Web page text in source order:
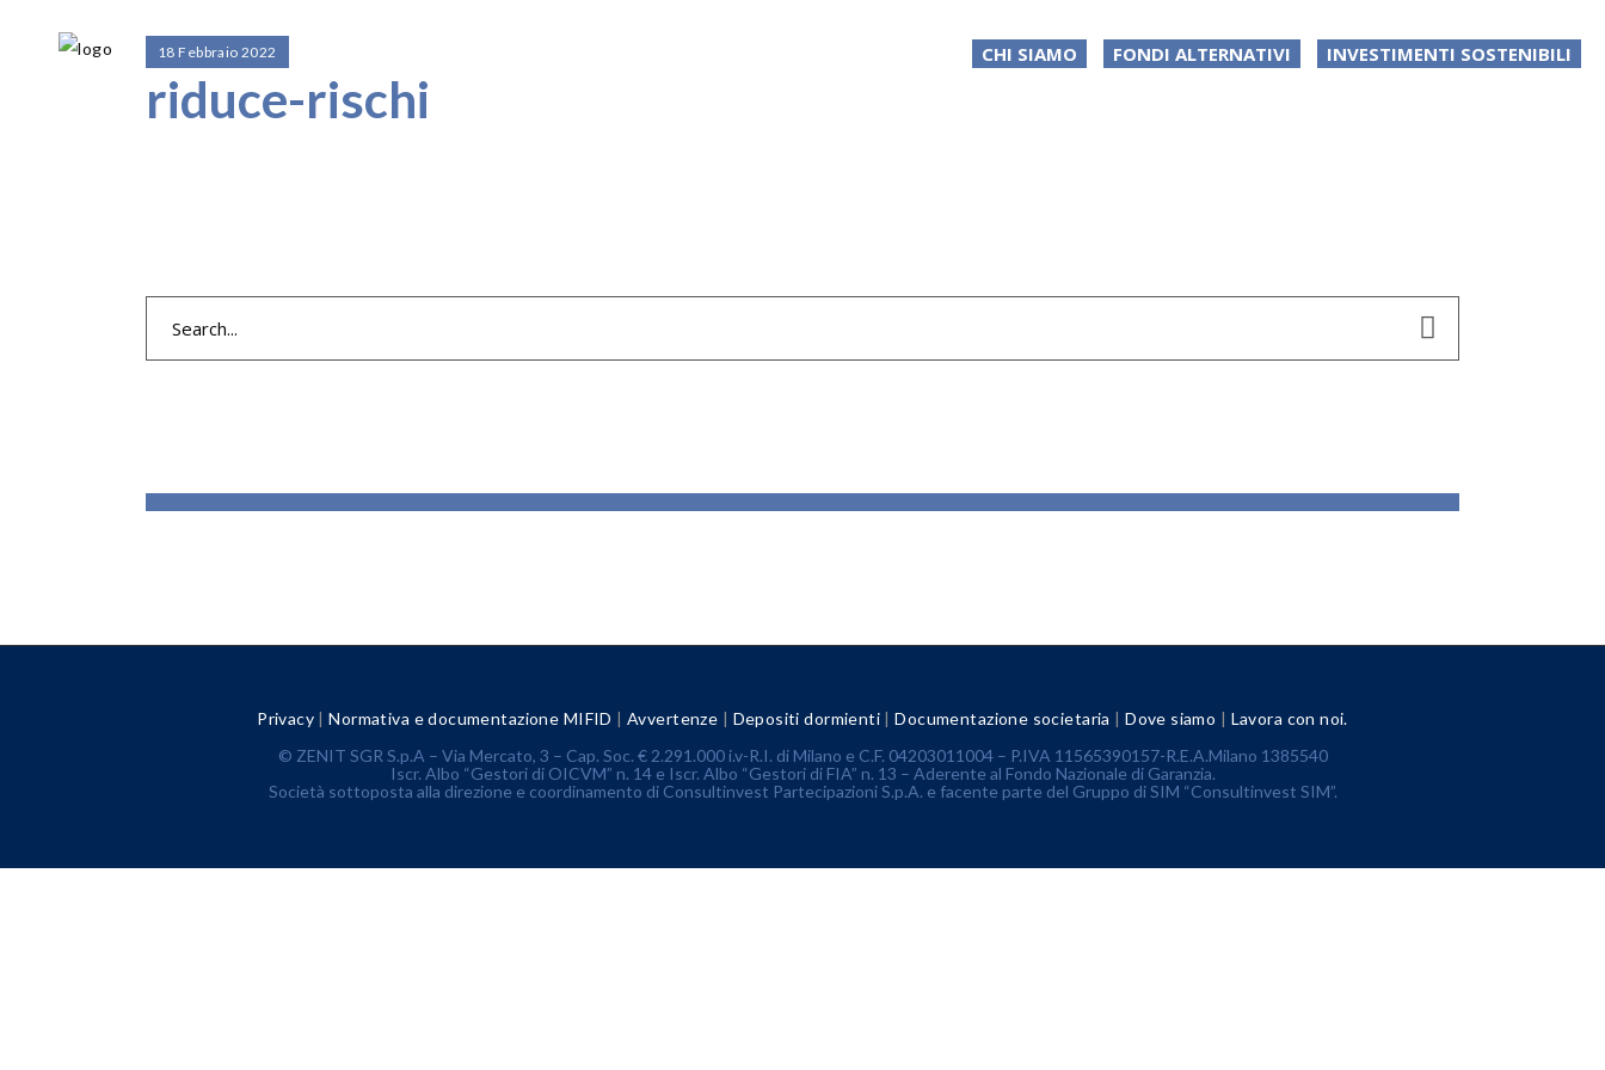
CHI SIAMO FONDI ALTERNATIVI INVESTIMENTI SOSTENIBILI
18 Febbraio 2022
riduce-rischi
Privacy |Normativa e documentazione MIFID |Avvertenze | Depositi dormienti |Documentazione societaria |Dove siamo | Lavora con noi.
© ZENIT SGR S.p.A – Via Mercato, 3 – Cap. Soc. € 2.291.000 i.v-R.I. di Milano e C.F. 04203011004 – P.IVA 11565390157-R.E.A.Milano 1385540
Iscr. Albo “Gestori di OICVM” n. 14 e Iscr. Albo “Gestori di FIA” n. 13 – Aderente al Fondo Nazionale di Garanzia.
Società sottoposta alla direzione e coordinamento di Consultinvest Partecipazioni S.p.A. e facente parte del Gruppo di SIM “Consultinvest SIM”.